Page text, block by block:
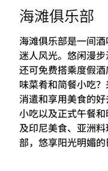
海滩俱乐部
海滩俱乐部是一间
迷人风光。悠闲漫步
还可免费搭乘度假
味菜肴和简餐小吃
消遣和享用美食的
小吃以及正式午餐
及印尼美食、亚洲
部，悠享阳光明媚的